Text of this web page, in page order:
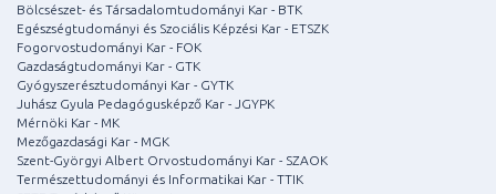
Bölcsészet- és Társadalomtudományi Kar - BTK
Egészségtudományi és Szociális Képzési Kar - ETSZK
Fogorvostudományi Kar - FOK
Gazdaságtudományi Kar - GTK
Gyógyszerésztudományi Kar - GYTK
Juhász Gyula Pedagógusképző Kar - JGYPK
Mérnöki Kar - MK
Mezőgazdasági Kar - MGK
Szent-Györgyi Albert Orvostudományi Kar - SZAOK
Természettudományi és Informatikai Kar - TTIK